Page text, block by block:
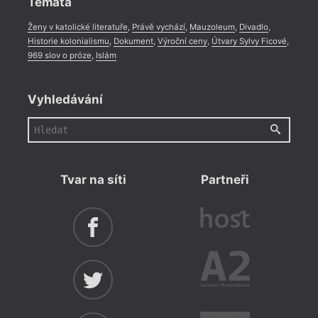
Ženy v katolické literatuře, Právě vychází, Mauzoleum, Divadlo,
Historie kolonialismu, Dokument, Výroční ceny, Útvary Sylvy Ficové,
969 slov o próze, Islám
Vyhledávání
Tvar na síti Partneři